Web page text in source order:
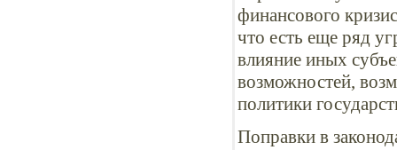
финансового
что есть еще ряд
влияние иных
возможностей,
политики
Поправки в